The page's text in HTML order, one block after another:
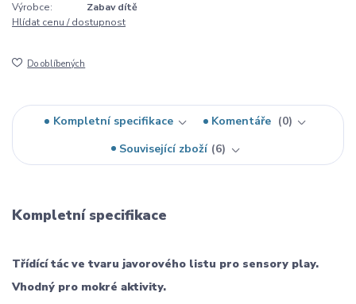
Výrobce:
Zabav dítě
Hlídat cenu / dostupnost
Do oblíbených
Kompletní specifikace Komentáře
0
Související zboží 6
Kompletní specifikace
Třídící tác ve tvaru javorového listu pro sensory play.
Vhodný pro mokré aktivity.